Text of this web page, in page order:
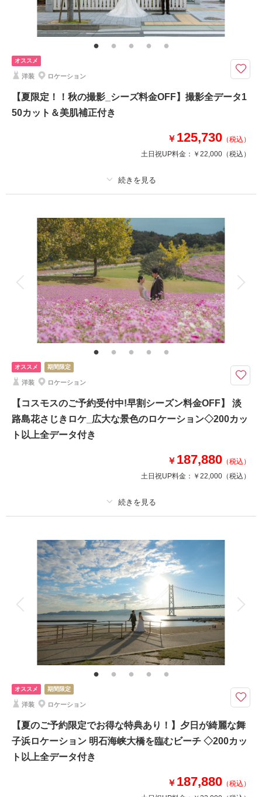
相楽園ロケーション撮影
神戸店から車で10分の場所に有りツツジの名所として、知られている日本
撮影日：
撮影場所：
オススメ
洋装 ロケーション
【夏限定！！秋の撮影_シーズ料金OFF】撮影全データ1
50カット＆美肌補正付き
￥ 125,730 （税込）
土日祝UP料金： ￥22,000 （税込）
撮影料 新婦衣装1着
着付け ヘアメイク 小物一式
アルバム データ 150 カット 台紙付写真
衣装追加 会食 挙式
家族と撮影 家族用衣装レンタル ペットと撮影
その他含むもの
小物アクセサリー / ドレス補正無料 / 美肌レタッチ補正付き
おしゃれなお店やレトロな建物と現代の建物が融合し町並みロケーション！
ペットやご家族様、マイカーでも撮影も可能でございます！！
・全データ（美肌・スタイルアップ補正付き）
・新郎・新婦衣装(スタンダード)
・新婦ヘアメイク・アテンド
・アクセサリー
相談予約する
来店・オンライン
撮影日の空き
オススメ 期間限定
洋装 ロケーション
【コスモスのご予約受付中!早割シーズン料金OFF】 淡
路島花さじきロケ_広大な景色のロケーション◇200カッ
ト以上全データ付き
￥ 187,880 （税込）
土日祝UP料金： ￥22,000 （税込）
撮影料 新婦衣装1着
着付け ヘアメイク
アルバム データ 200 カット
衣装追加 会食 挙式
家族と撮影 家族用衣装レンタル ペットと撮影
その他含むもの
スタイルアップ、美肌補正付き
神戸から車で45分の場所にある淡路島でのお花畑撮影プランです。
春は菜の花やポピー、夏はひまわり、秋にはコスモスと季節ごとの主役のお
花と季節を彩る沢山のお花畑での撮影です。
このプランで撮影可能な撮影レポート
（兵庫）
オススメ 期間限定
洋装 ロケーション
【夏のご予約限定でお得な特典あり！】夕日が綺麗な舞
子浜ロケーション 明石海峡大橋を臨むビーチ ◇200カッ
ト以上全データ付き
￥ 187,880 （税込）